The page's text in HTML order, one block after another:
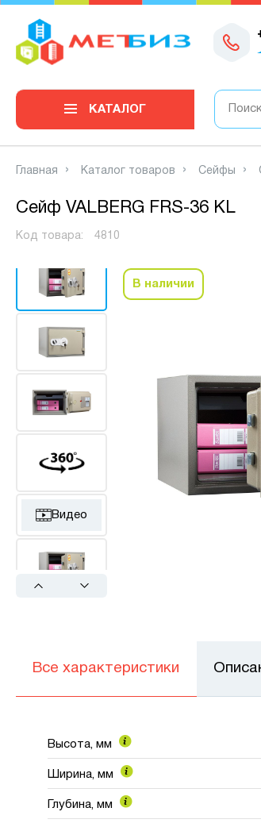
0
КАТАЛОГ
Главная Каталог товаров Сейфы
Сейф VALBERG FRS-36 KL
Код товара: 4810
Previous
Видео
Видео
Next
В наличии
Все характеристики
Высота, мм
Ширина, мм
Глубина, мм